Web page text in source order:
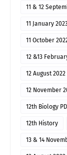
11 & 12
11 January
11 October
12 &13
12 August 2022
12 November
12th Biology
12th History
13 & 14